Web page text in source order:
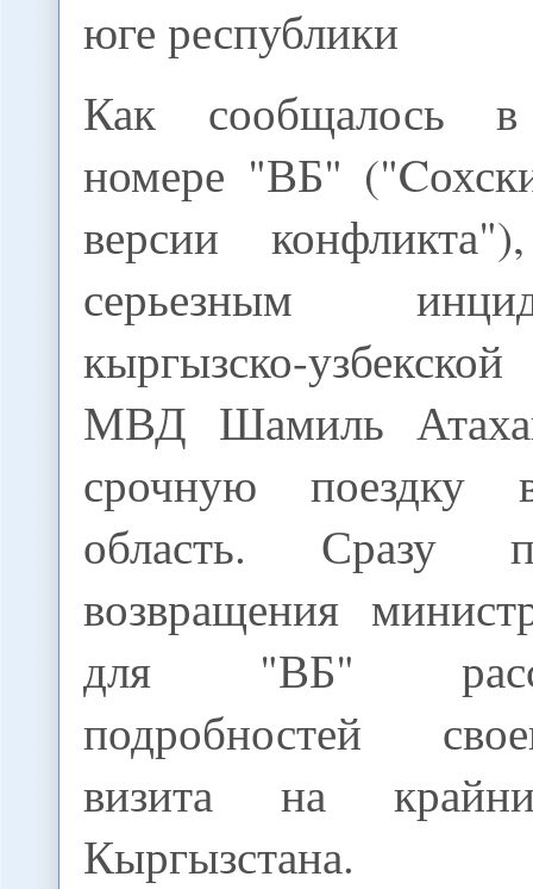
юге республики
Как сообщалось
номере "ВБ"
версии
серьезным
кыргызско-
МВД Шамиль
срочную поездку
область. Сразу
возвращения
для "ВБ"
подробностей
визита на
Кыргызстана.